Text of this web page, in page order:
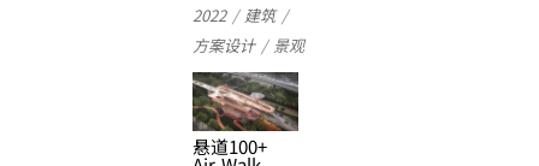
2022
建筑
方案设计
景观
悬道100+